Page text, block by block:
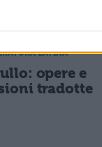
LATINA
opere e
tradotte